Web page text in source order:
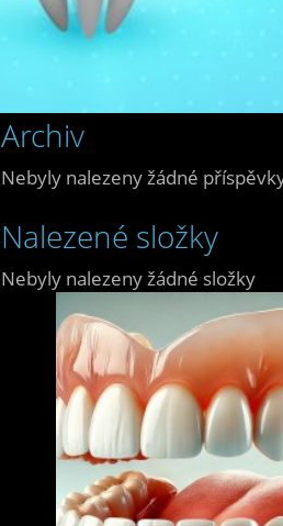
Archiv
Nebyly nalezeny žádné
Nalezené složky
Nebyly nalezeny žádné složky